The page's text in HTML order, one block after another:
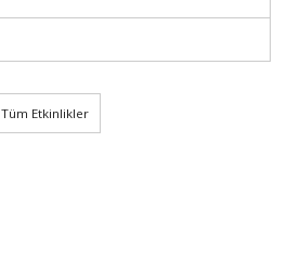
Tüm Etkinlikler